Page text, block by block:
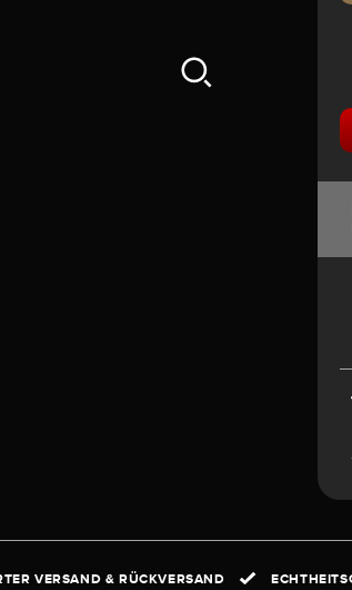
VERSAND & RÜCKVERSAND